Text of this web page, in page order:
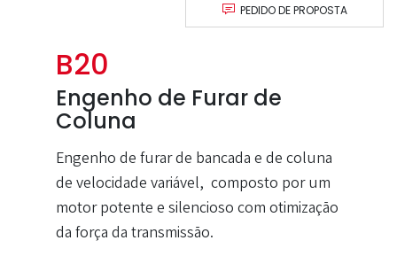
PEDIDO DE PROPOSTA
B20
Engenho de Furar de
Coluna
Engenho de furar de bancada e de coluna
de velocidade variável, composto por um
motor potente e silencioso com otimização
da força da transmissão.